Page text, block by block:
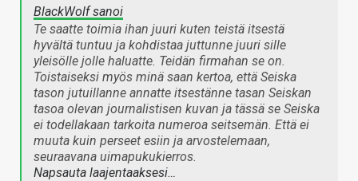
BlackWolf sanoi
Te saatte toimia ihan juuri kuten teistä itsestä
hyvältä tuntuu ja kohdistaa juttunne juuri sille
yleisölle jolle haluatte. Teidän firmahan se on.
Toistaiseksi myös minä saan kertoa, että Seiska
tason jutuillanne annatte itsestänne tasan Seiskan
tasoa olevan journalistisen kuvan ja tässä se Seiska
ei todellakaan tarkoita numeroa seitsemän. Että ei
muuta kuin perseet esiin ja arvostelemaan,
seuraavana uimapukukierros.
Napsauta laajentaaksesi…